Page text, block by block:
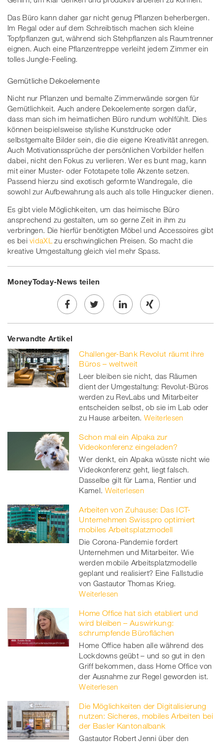
Das Büro kann daher gar nicht genug Pflanzen beherbergen.
Im Regal oder auf dem Schreibtisch machen sich kleine
Topfpflanzen gut, während sich Stehpflanzen als Raumtrenner
eignen. Auch eine Pflanzentreppe verleiht jedem Zimmer ein
tolles Jungle-Feeling.
Gemütliche Dekoelemente
Nicht nur Pflanzen und bemalte Zimmerwände sorgen für
Gemütlichkeit. Auch andere Dekoelemente sorgen dafür,
dass man sich im heimatlichen Büro rundum wohlfühlt. Dies
können beispielsweise stylishe Kunstdrucke oder
selbstgemalte Bilder sein, die die eigene Kreativität anregen.
Auch Motivationssprüche der persönlichen Vorbilder helfen
dabei, nicht den Fokus zu verlieren. Wer es bunt mag, kann
mit einer Muster- oder Fototapete tolle Akzente setzen.
Passend hierzu sind exotisch geformte Wandregale, die
sowohl zur Aufbewahrung als auch als tolle Hingucker dienen.
Es gibt viele Möglichkeiten, um das heimische Büro
ansprechend zu gestalten, um so gerne Zeit in ihm zu
verbringen. Die hierfür benötigten Möbel und Accessoires gibt
es beividaXL zu erschwinglichen Preisen. So macht die
kreative Umgestaltung gleich viel mehr Spass.
MoneyToday-News teilen
Share
on
Facebook
Twe
on
twitt
er
Share
linkedin
Share
Xing
Verwandte Artikel
Challenger-Bank Revolut räumt ihre
Büros – weltweit
Leer bleiben sie nicht, das Räumen
dient der Umgestaltung: Revolut-Büros
werden zu RevLabs und Mitarbeiter
entscheiden selbst, ob sie im Lab oder
zu Hause arbeiten. Weiterlesen
Schon mal ein Alpaka zur
Videokonferenz eingeladen?
Wer denkt, ein Alpaka wüsste nicht wie
Videokonferenz geht, liegt falsch.
Dasselbe gilt für Lama, Rentier und
Kamel. Weiterlesen
Arbeiten von Zuhause: Das ICT-
Unternehmen Swisspro optimiert
mobiles Arbeitsplatzmodell
Die Corona-Pandemie fordert
Unternehmen und Mitarbeiter. Wie
werden mobile Arbeitsplatzmodelle
geplant und realisiert? Eine Fallstudie
von Gastautor Thomas Krieg.
Weiterlesen
Home Office hat sich etabliert und
wird bleiben – Auswirkung:
schrumpfende Büroflächen
Home Office haben alle während des
Lockdowns geübt – und so gut in den
Griff bekommen, dass Home Office von
der Ausnahme zur Regel geworden ist.
Weiterlesen
Die Möglichkeiten der Digitalisierung
nutzen: Sicheres, mobiles Arbeiten bei
der Basler Kantonalbank
Gastautor Robert Jenni über den